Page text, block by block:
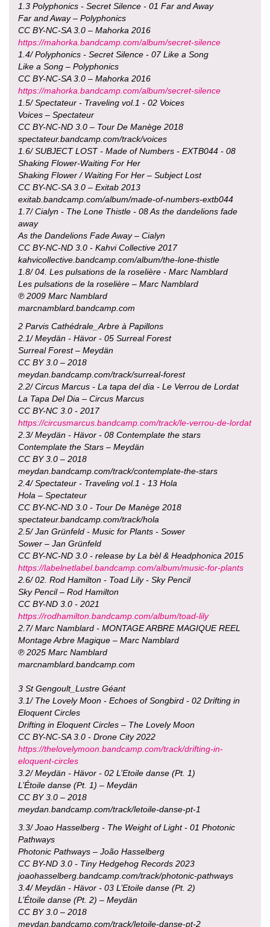
1.3 Polyphonics - Secret Silence - 01 Far and Away
Far and Away – Polyphonics
CC BY-NC-SA 3.0 – Mahorka 2016
https://mahorka.bandcamp.com/album/secret-silence
1.4/ Polyphonics - Secret Silence - 07 Like a Song
Like a Song – Polyphonics
CC BY-NC-SA 3.0 – Mahorka 2016
https://mahorka.bandcamp.com/album/secret-silence
1.5/ Spectateur - Traveling vol.1 - 02 Voices
Voices – Spectateur
CC BY-NC-ND 3.0 – Tour De Manège 2018
spectateur.bandcamp.com/track/voices
1.6/ SUBJECT LOST - Made of Numbers - EXTB044 - 08
Shaking Flower-Waiting For Her
Shaking Flower / Waiting For Her – Subject Lost
CC BY-NC-SA 3.0 – Exitab 2013
exitab.bandcamp.com/album/made-of-numbers-extb044
1.7/ Cialyn - The Lone Thistle - 08 As the dandelions fade
away
As the Dandelions Fade Away – Cialyn
CC BY-NC-ND 3.0 - Kahvi Collective 2017
kahvicollective.bandcamp.com/album/the-lone-thistle
1.8/ 04. Les pulsations de la roselière - Marc Namblard
Les pulsations de la roselière – Marc Namblard
℗ 2009 Marc Namblard
marcnamblard.bandcamp.com
2 Parvis Cathédrale_Arbre à Papillons
2.1/ Meydän - Hävor - 05 Surreal Forest
Surreal Forest – Meydän
CC BY 3.0 – 2018
meydan.bandcamp.com/track/surreal-forest
2.2/ Circus Marcus - La tapa del dia - Le Verrou de Lordat
La Tapa Del Dia – Circus Marcus
CC BY-NC 3.0 - 2017
https://circusmarcus.bandcamp.com/track/le-verrou-de-lordat
2.3/ Meydän - Hävor - 08 Contemplate the stars
Contemplate the Stars – Meydän
CC BY 3.0 – 2018
meydan.bandcamp.com/track/contemplate-the-stars
2.4/ Spectateur - Traveling vol.1 - 13 Hola
Hola – Spectateur
CC BY-NC-ND 3.0 - Tour De Manège 2018
spectateur.bandcamp.com/track/hola
2.5/ Jan Grünfeld - Music for Plants - Sower
Sower – Jan Grünfeld
CC BY-NC-ND 3.0 - release by La bèl & Headphonica 2015
https://labelnetlabel.bandcamp.com/album/music-for-plants
2.6/ 02. Rod Hamilton - Toad Lily - Sky Pencil
Sky Pencil – Rod Hamilton
CC BY-ND 3.0 - 2021
https://rodhamilton.bandcamp.com/album/toad-lily
2.7/ Marc Namblard - MONTAGE ARBRE MAGIQUE REEL
Montage Arbre Magique – Marc Namblard
℗ 2025 Marc Namblard
marcnamblard.bandcamp.com
3 St Gengoult_Lustre Géant
3.1/ The Lovely Moon - Echoes of Songbird - 02 Drifting in
Eloquent Circles
Drifting in Eloquent Circles – The Lovely Moon
CC BY-NC-SA 3.0 - Drone City 2022
https://thelovelymoon.bandcamp.com/track/drifting-in-
eloquent-circles
3.2/ Meydän - Hävor - 02 L’Etoile danse (Pt. 1)
L’Étoile danse (Pt. 1) – Meydän
CC BY 3.0 – 2018
meydan.bandcamp.com/track/letoile-danse-pt-1
3.3/ Joao Hasselberg - The Weight of Light - 01 Photonic
Pathways
Photonic Pathways – João Hasselberg
CC BY-ND 3.0 - Tiny Hedgehog Records 2023
joaohasselberg.bandcamp.com/track/photonic-pathways
3.4/ Meydän - Hävor - 03 L’Etoile danse (Pt. 2)
L’Étoile danse (Pt. 2) – Meydän
CC BY 3.0 – 2018
meydan.bandcamp.com/track/letoile-danse-pt-2